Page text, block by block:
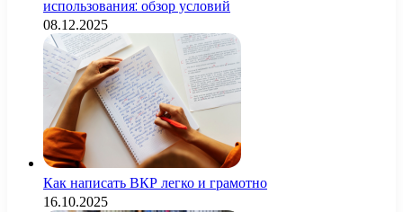
использования: обзор условий
08.12.2025
Как написать ВКР легко и грамотно
16.10.2025